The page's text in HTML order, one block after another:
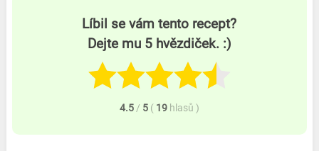
Líbil se vám tento recept?
Dejte mu 5 hvězdiček. :)
4.5 / 5 ( 19 hlasů )